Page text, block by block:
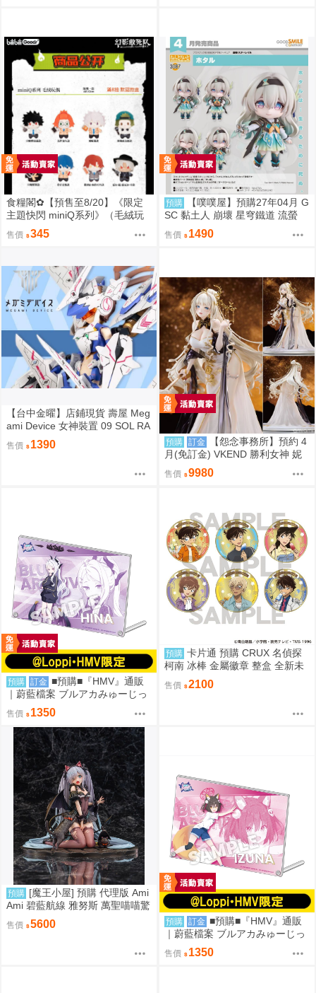
食糧閣✿【預售至8/20】《限定
主題快閃 miniQ系列》（毛絨玩
偶）惡靈剋星／幻影敢死隊／主
題快閃／宍喰野虎落／是岸遊人
都
售價 345
預購
【噗噗屋】預購27年04月 G
SC 黏土人 崩壞 星穹鐵道 流螢
免訂金
售價 1490
【台中金曜】店鋪現貨 壽屋 Meg
ami Device 女神裝置 09 SOL RA
PTOR 白梟 猛禽 組裝模型
售價 1390 預購 訂金
【怨念事務所】預約 4
月(免訂金) VKEND 勝利女神 妮
姬 皇冠 榮耀之花 1/4 附特典 101
8
售價 9980
預購 訂金 ■預購■『HMV』通販
｜蔚藍檔案 ブルアカみゅーじっ
く♪3D LIVE『空崎陽奈&早瀨優
香&尾刃環奈&錠前沙織』壓克力
板。[0912]
售價 1350
預購 卡片通 預購 CRUX 名偵探
柯南 冰棒 金屬徽章 整盒 全新未
售價 2100
預購 [魔王小屋] 預購 代理版 Ami
Ami 碧藍航線 雅努斯 萬聖喵喵驚
悚夜ver.
售價 5600 預購 訂金 ■預購■『HMV』通販
｜蔚藍檔案 ブルアカみゅーじっ
く♪3D LIVE『忍術研究部』壓克
力板。[0912]
售價 1350